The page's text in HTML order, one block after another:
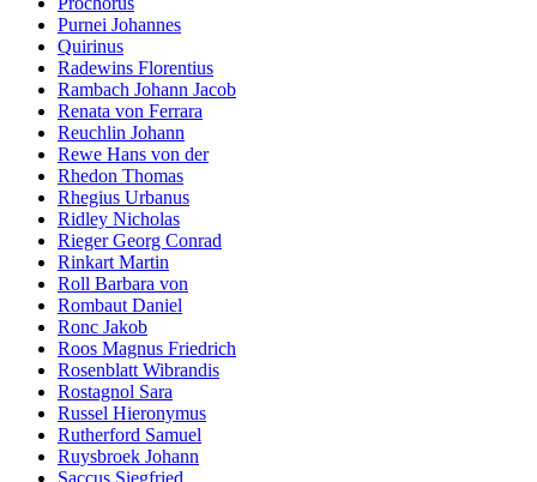
Purnei Johannes
Quirinus
Radewins Florentius
Rambach Johann Jacob
Renata von Ferrara
Reuchlin Johann
Rewe Hans von der
Rhedon Thomas
Rhegius Urbanus
Ridley Nicholas
Rieger Georg Conrad
Rinkart Martin
Roll Barbara von
Rombaut Daniel
Ronc Jakob
Roos Magnus Friedrich
Rosenblatt Wibrandis
Rostagnol Sara
Russel Hieronymus
Rutherford Samuel
Ruysbroek Johann